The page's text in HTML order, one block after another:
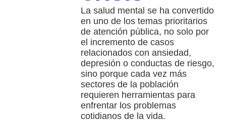
La salud mental se ha convertido
en uno de los temas prioritarios
de atención pública, no solo por
el incremento de casos
relacionados con ansiedad,
depresión o conductas de riesgo,
sino porque cada vez más
sectores de la población
requieren herramientas para
enfrentar los problemas
cotidianos de la vida.